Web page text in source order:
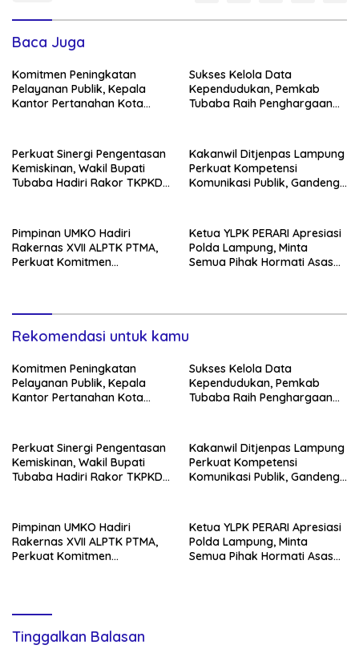
Baca Juga
Komitmen Peningkatan
Pelayanan Publik, Kepala
Kantor Pertanahan Kota
Ombudsman RI 2026
Sukses Kelola Data
Kependudukan, Pemkab
Tubaba Raih Penghargaan
Perkuat Sinergi Pengentasan
Kemiskinan, Wakil Bupati
Tubaba Hadiri Rakor TKPKD
Kakanwil Ditjenpas Lampung
Perkuat Kompetensi
Komunikasi Publik, Gandeng
Pimpinan UMKO Hadiri
Rakernas XVII ALPTK PTMA,
Perkuat Komitmen
Ketua YLPK PERARI Apresiasi
Polda Lampung, Minta
Semua Pihak Hormati Asas
Rekomendasi untuk kamu
Komitmen Peningkatan
Pelayanan Publik, Kepala
Kantor Pertanahan Kota
Ombudsman RI 2026
Sukses Kelola Data
Kependudukan, Pemkab
Tubaba Raih Penghargaan
Perkuat Sinergi Pengentasan
Kemiskinan, Wakil Bupati
Tubaba Hadiri Rakor TKPKD
Kakanwil Ditjenpas Lampung
Perkuat Kompetensi
Komunikasi Publik, Gandeng
Pimpinan UMKO Hadiri
Rakernas XVII ALPTK PTMA,
Perkuat Komitmen
Ketua YLPK PERARI Apresiasi
Polda Lampung, Minta
Semua Pihak Hormati Asas
Tinggalkan Balasan